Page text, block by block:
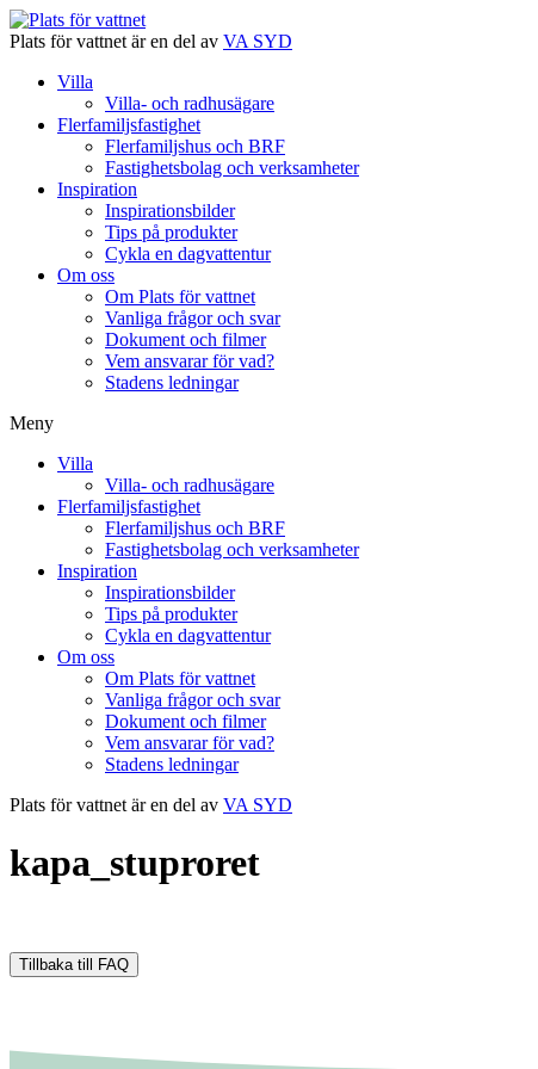
Plats för vattnet är en del av VA SYD
Villa
Villa- och radhusägare
Flerfamiljsfastighet
Flerfamiljshus och BRF
Fastighetsbolag och verksamheter
Inspiration
Inspirationsbilder
Tips på produkter
Cykla en dagvattentur
Om oss
Om Plats för vattnet
Vanliga frågor och svar
Dokument och filmer
Vem ansvarar för vad?
Stadens ledningar
Meny
Villa
Villa- och radhusägare
Flerfamiljsfastighet
Flerfamiljshus och BRF
Fastighetsbolag och verksamheter
Inspiration
Inspirationsbilder
Tips på produkter
Cykla en dagvattentur
Om oss
Om Plats för vattnet
Vanliga frågor och svar
Dokument och filmer
Vem ansvarar för vad?
Stadens ledningar
Plats för vattnet är en del av VA SYD
kapa_stuproret
Tillbaka till FAQ